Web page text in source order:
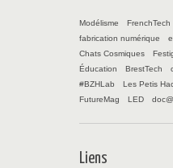
Modélisme FrenchTech
fabrication numérique
Chats Cosmiques
Éducation
BrestTech
#BZHLab
Les Petis
FutureMag
LED
Liens